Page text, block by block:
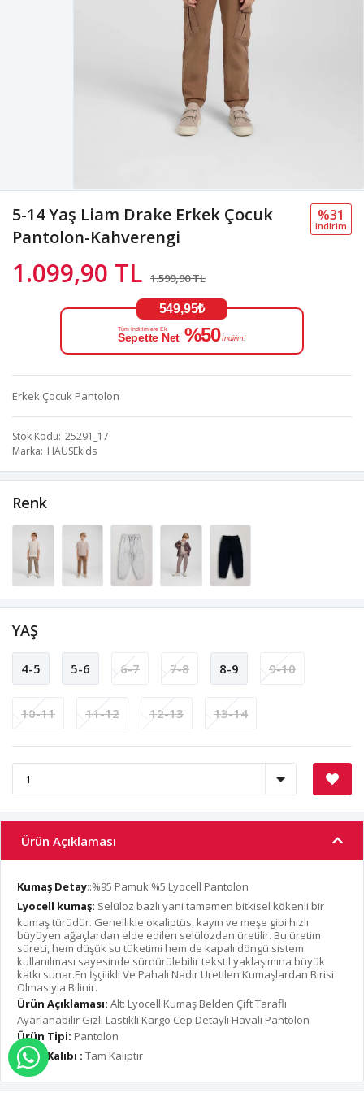
5-14 Yaş Liam Drake Erkek Çocuk
Pantolon-Kahverengi
1.099,90 TL 1.599,90 TL
%31
i̇ndi̇ri̇m
549,95₺
Tüm İndirimlere Ek
Sepette Net %50 İndirim!
Erkek Çocuk Pantolon
Stok Kodu 25291_17
Marka HAUSEkids
Renk
YAŞ
4-5 5-6 6-7 7-8 8-9 9-10
10-11 11-12 12-13 13-14
Ürün Açıklaması
Kumaş Detay::%95 Pamuk %5 Lyocell Pantolon
Lyocell kumaş: Selüloz bazlı yani tamamen bitkisel kökenli bir
kumaş türüdür. Genellikle okaliptüs, kayın ve meşe gibi hızlı
büyüyen ağaçlardan elde edilen selülozdan üretilir. Bu üretim
süreci, hem düşük su tüketimi hem de kapalı döngü sistem
kullanılması sayesinde sürdürülebilir tekstil yaklaşımına büyük
katkı sunar.En İşçilikli Ve Pahalı Nadir Üretilen Kumaşlardan Birisi
Olmasıyla Bilinir.
Ürün Açıklaması: Alt: Lyocell Kumaş Belden Çift Taraflı
Ayarlanabilir Gizli Lastikli Kargo Cep Detaylı Havalı Pantolon
Ürün Tipi: Pantolon
Ürün Kalıbı : Tam Kalıptır
WHATSAPP İLE SİPARİŞ VER